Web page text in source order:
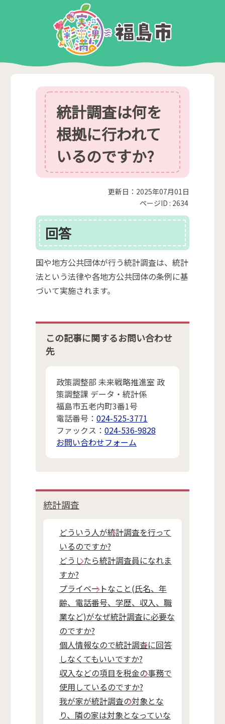
統計調査は何を
根拠に行われて
いるのですか?
更新日：2025年07月01日
ページID : 2634
回答
国や地方公共団体が行う統計調査は、統計
法という法律や各地方公共団体の条例に基
づいて実施されます。
この記事に関するお問い合わせ
先
政策調整部 未来戦略推進室 政
策調整課 データ・統計係
福島市五老内町3番1号
電話番号： 024-525-3771
ファックス： 024-536-9828
お問い合わせフォーム
統計調査
どういう人が統計調査を行って
いるのですか?
どうしたら統計調査員になれま
すか?
プライベートなこと(氏名、年
齢、電話番号、学歴、収入、職
業など)がなぜ統計調査に必要な
のですか?
個人情報なので統計調査に回答
しなくてもいいですか?
収入などの項目を税金の事務で
使用しているのですか?
我が家が統計調査の対象とな
り、隣の家は対象となっていな